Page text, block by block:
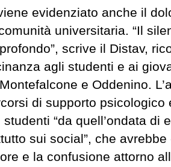
evidenziato anche il
universitaria. “Il
scrive il Distav,
agli studenti e ai
e Oddenino.
di supporto psicologico
“da quell’ondata di
sui social”, che
e la confusione attorno